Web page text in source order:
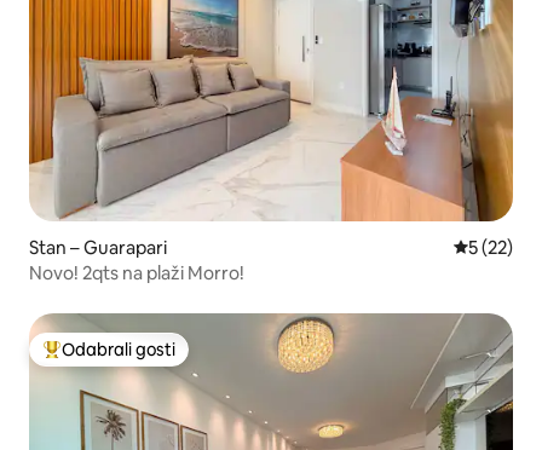
Stan – Guarapari Prosječna
5 (22)
Novo! 2qts na plaži Morro!
Među najviše rangiranima s oznakom „Odabrali gosti”
Odabrali gosti